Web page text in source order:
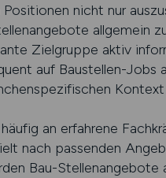
nicht nur
allgemein
Zielgruppe aktiv
auf Baustellen-
an erfahrene
nach passenden
Bau-